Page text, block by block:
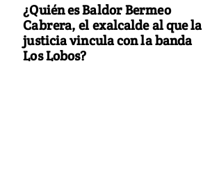
¿Quién es Baldor Bermeo
Cabrera, el exalcalde al que la
justicia vincula con la banda
Los Lobos?